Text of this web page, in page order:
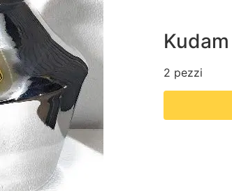
Kudam
2 pezzi